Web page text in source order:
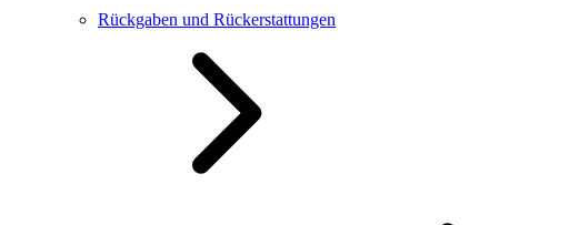
Rückgaben und Rückerstattungen